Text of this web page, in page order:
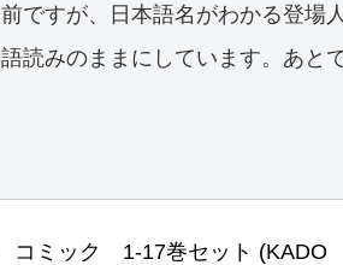
ですが、日本語名がわかる登場人
読みのままにしています。あと
コミック　1-17巻セット (KADO